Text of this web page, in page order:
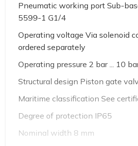
Pneumatic working port Sub-
5599-1 G1/4
Operating voltage Via solenoid
ordered separately
Operating pressure 2 bar ... 10
Structural design Piston gate
Maritime classification See
Degree of protection IP65
Nominal width 8 mm